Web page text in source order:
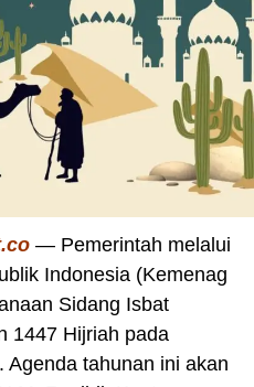
— Pemerintah melalui
Indonesia (Kemenag
Sidang Isbat
1447 Hijriah pada
Agenda tahunan ini akan